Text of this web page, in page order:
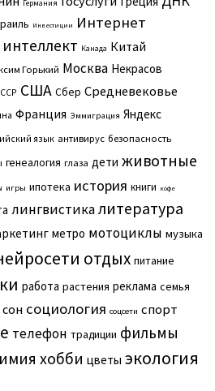
Германия
Инвестиции Интернет
Канада Китай
Горький Москва Некрасов
США Сбер Средневековье
Франция Эммиграция Яндекс
язык антивирус безопасность
генеалогия глаза дети животные
игры ипотека история книги кофе
лингвистикалитература
метро мотоциклы музыка
отдых питание
работа растения реклама семья
сон социология соцсети спорт
телефон традиции фильмы
хобби цветы экология